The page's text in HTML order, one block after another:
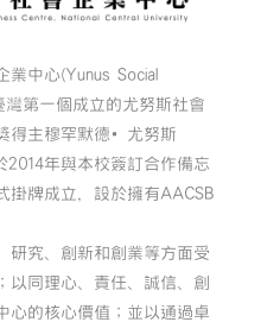
業中心(Yunus Social
灣第一個成立的尤努斯社會
得主穆罕默德•尤努斯
2014年與本校簽訂合作備忘
掛牌成立，設於擁有AACSB
研究、創新和創業等方面受
以同理心、責任、誠信、創
心的核心價值；並以通過卓